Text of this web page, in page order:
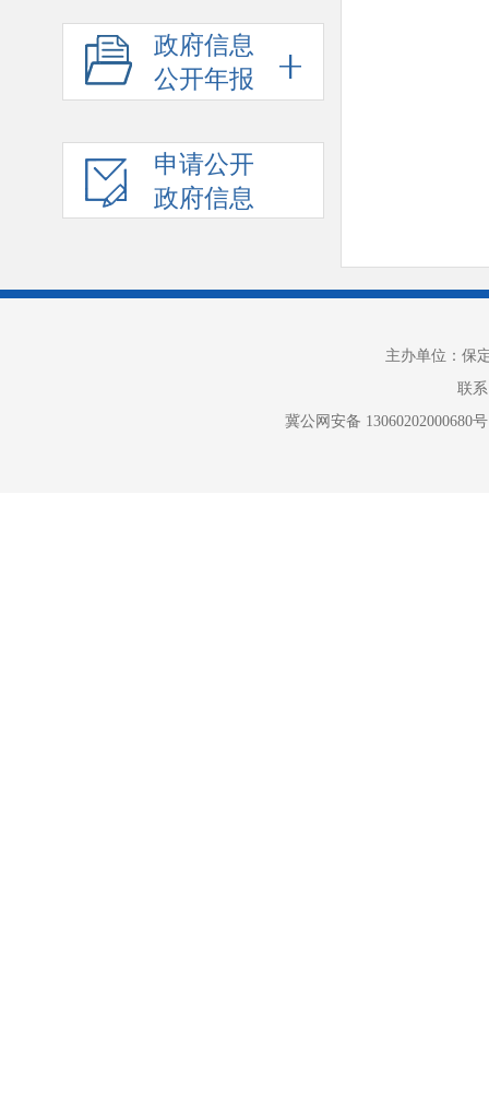
政府信息
公开年报
申请公开
政府信息
主办单位：保
联
冀公网安备 13060202000680